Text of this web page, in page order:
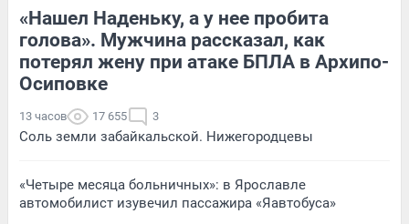
«Нашел Наденьку, а у нее пробита
голова». Мужчина рассказал, как
потерял жену при атаке БПЛА в Архипо-
Осиповке
13 часов 17 655 3
Соль земли забайкальской. Нижегородцевы
«Четыре месяца больничных»: в Ярославле
автомобилист изувечил пассажира «Яавтобуса»